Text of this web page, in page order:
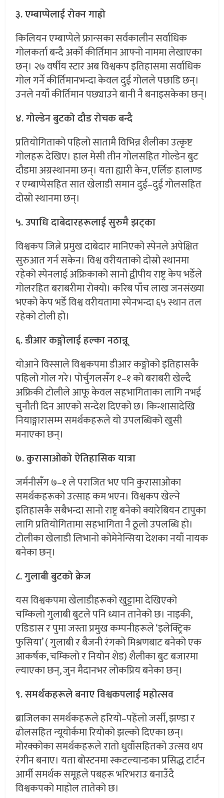
३. एम्बाप्पेलाई रोक्न गाह्रो
किलियन एम्बाप्पेले फ्रान्सका सर्वकालीन सर्वाधिक
गोलकर्ता बन्दै अर्को कीर्तिमान आफ्नो नाममा लेखाएका
छन्। २७ वर्षीय स्टार अब विश्वकप इतिहासमा सर्वाधिक
गोल गर्ने कीर्तिमानभन्दा केवल दुई गोलले पछाडि छन्।
उनले नयाँ कीर्तिमान पछ्याउने बानी नै बनाइसकेका छन्।
४. गोल्डेन बुटको दौड रोचक बन्दै
प्रतियोगिताको पहिलो सातामै विभिन्न शैलीका उत्कृष्ट
गोलहरू देखिए। हाल मेसी तीन गोलसहित गोल्डेन बुट
दौडमा अग्रस्थानमा छन्। यता ह्यारी केन, एर्लिङ हालाण्ड
र एम्बाप्पेसहित सात खेलाडी समान दुई–दुई गोलसहित
दोस्रो स्थानमा छन्।
५. उपाधि दाबेदारहरूलाई सुरुमै झट्का
विश्वकप जित्ने प्रमुख दाबेदार मानिएको स्पेनले अपेक्षित
सुरुआत गर्न सकेन। विश्व वरीयताको दोस्रो स्थानमा
रहेको स्पेनलाई अफ्रिकाको सानो द्वीपीय राष्ट्र केप भर्डेले
गोलरहित बराबरीमा रोक्यो। करिब पाँच लाख जनसंख्या
भएको केप भर्डे विश्व वरीयतामा स्पेनभन्दा ६५ स्थान तल
रहेको टोली हो।
६. डीआर कङ्गोलाई हल्का नठान्नू
योआने विस्साले विश्वकपमा डीआर कङ्गोको इतिहासकै
पहिलो गोल गरे। पोर्चुगलसँग १–१ को बराबरी खेल्दै
अफ्रिकी टोलीले आफू केवल सहभागिताका लागि नभई
चुनौती दिन आएको सन्देश दिएको छ। किन्शासादेखि
नियाङ्गारासम्म समर्थकहरूले यो उपलब्धिको खुसी
मनाएका छन्।
७. कुरासाओको ऐतिहासिक यात्रा
जर्मनीसँग ७–१ ले पराजित भए पनि कुरासाओका
समर्थकहरूको उत्साह कम भएन। विश्वकप खेल्ने
इतिहासकै सबैभन्दा सानो राष्ट्र बनेको क्यारेबियन टापुका
लागि प्रतियोगितामा सहभागिता नै ठूलो उपलब्धि हो।
टोलीका खेलाडी लिभानो कोमेनेन्सिया देशका नयाँ नायक
बनेका छन्।
८. गुलाबी बुटको क्रेज
यस विश्वकपमा खेलाडीहरूको खुट्टामा देखिएको
चम्किलो गुलाबी बुटले पनि ध्यान तानेको छ। नाइकी,
एडिडास र पुमा जस्ता प्रमुख कम्पनीहरूले ‘इलेक्ट्रिक
फुसिया’ ( गुलाबी र बैजनी रंगको मिश्रणबाट बनेको एक
आकर्षक, चम्किलो र नियोन शेड) शैलीका बुट बजारमा
ल्याएका छन्, जुन मैदानभर लोकप्रिय बनेका छन्।
९. समर्थकहरूले बनाए विश्वकपलाई महोत्सव
ब्राजिलका समर्थकहरूले हरियो–पहेंलो जर्सी, झण्डा र
ढोलसहित न्यूयोर्कमा रियोको झल्को दिएका छन्।
मोरक्कोका समर्थकहरूले रातो धुवाँसहितको उत्सव थप
रंगीन बनाए। यता बोस्टनमा स्कटल्यान्डका प्रसिद्ध टार्टन
आर्मी समर्थक समूहले पबहरू भरिभराउ बनाउँदै
विश्वकपको माहोल तातेको छ।